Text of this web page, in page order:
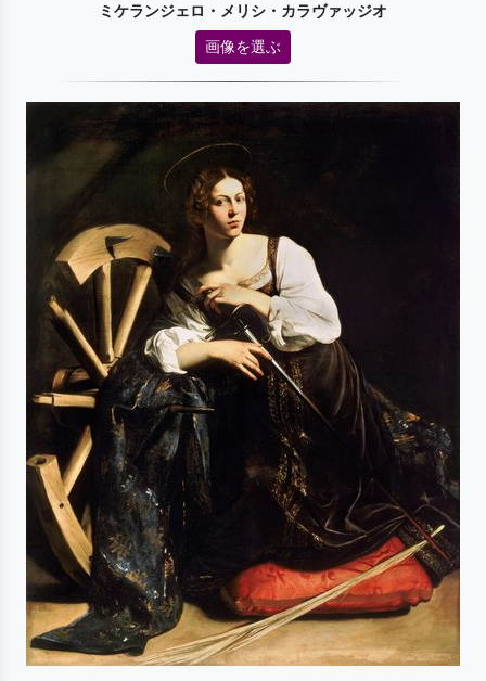
ミケランジェロ・メリシ・カラヴァッジオ
画像を選ぶ